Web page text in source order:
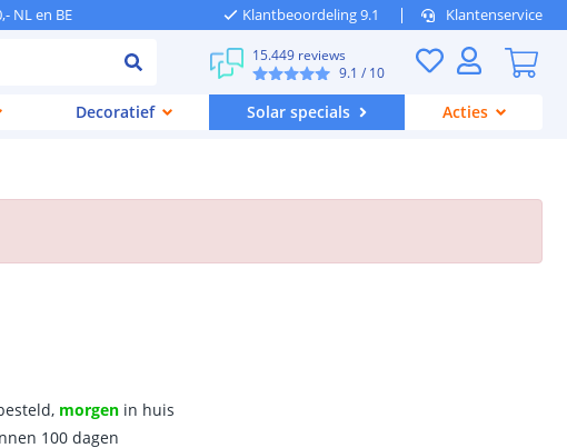
NL en BE Klantbeoordeling 9.1 Klantenservice
15.449 reviews
9.1 / 10
Decoratief Solar specials Acties
morgen in huis
100 dagen